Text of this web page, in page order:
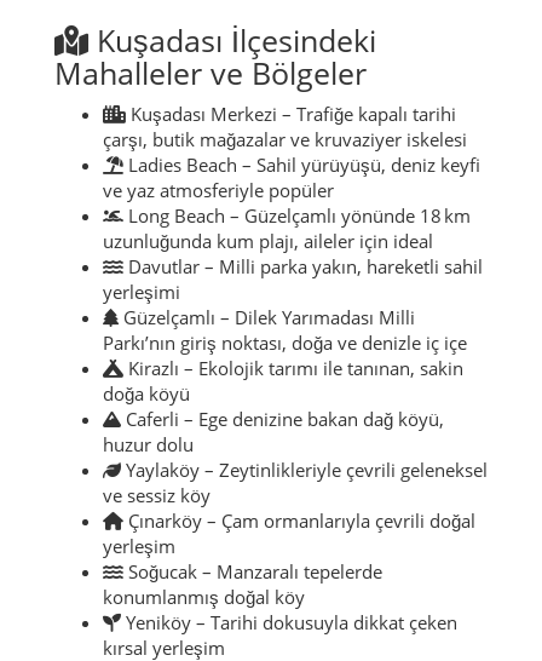
Kuşadası İlçesindeki
Mahalleler ve Bölgeler
Kuşadası Merkezi – Trafiğe kapalı tarihi
çarşı, butik mağazalar ve kruvaziyer iskelesi
Ladies Beach – Sahil yürüyüşü, deniz keyfi
ve yaz atmosferiyle popüler
Long Beach – Güzelçamlı yönünde 18 km
uzunluğunda kum plajı, aileler için ideal
Davutlar – Milli parka yakın, hareketli sahil
yerleşimi
Güzelçamlı – Dilek Yarımadası Milli
Parkı’nın giriş noktası, doğa ve denizle iç içe
Kirazlı – Ekolojik tarımı ile tanınan, sakin
doğa köyü
Caferli – Ege denizine bakan dağ köyü,
huzur dolu
Yaylaköy – Zeytinlikleriyle çevrili geleneksel
ve sessiz köy
Çınarköy – Çam ormanlarıyla çevrili doğal
yerleşim
Soğucak – Manzaralı tepelerde
konumlanmış doğal köy
Yeniköy – Tarihi dokusuyla dikkat çeken
kırsal yerleşim